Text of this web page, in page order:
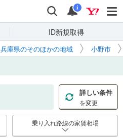
検索 通知
i
ID新規取得
兵庫県のそのほかの地域 小野市
詳しい条件
を変更
乗り入れ路線の家賃相場